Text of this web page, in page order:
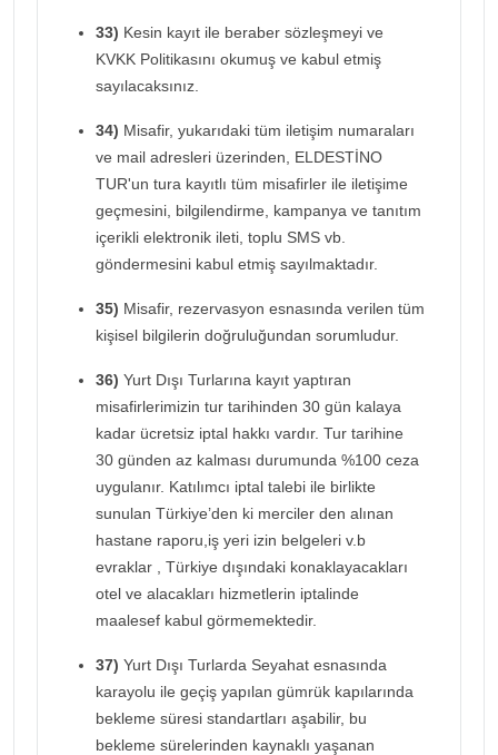
33) Kesin kayıt ile beraber sözleşmeyi ve
KVKK Politikasını okumuş ve kabul etmiş
sayılacaksınız.
34) Misafir, yukarıdaki tüm iletişim numaraları
ve mail adresleri üzerinden, ELDESTİNO
TUR'un tura kayıtlı tüm misafirler ile iletişime
geçmesini, bilgilendirme, kampanya ve tanıtım
içerikli elektronik ileti, toplu SMS vb.
göndermesini kabul etmiş sayılmaktadır.
35) Misafir, rezervasyon esnasında verilen tüm
kişisel bilgilerin doğruluğundan sorumludur.
36) Yurt Dışı Turlarına kayıt yaptıran
misafirlerimizin tur tarihinden 30 gün kalaya
kadar ücretsiz iptal hakkı vardır. Tur tarihine
30 günden az kalması durumunda %100 ceza
uygulanır. Katılımcı iptal talebi ile birlikte
sunulan Türkiye’den ki merciler den alınan
hastane raporu,iş yeri izin belgeleri v.b
evraklar , Türkiye dışındaki konaklayacakları
otel ve alacakları hizmetlerin iptalinde
maalesef kabul görmemektedir.
37) Yurt Dışı Turlarda Seyahat esnasında
karayolu ile geçiş yapılan gümrük kapılarında
bekleme süresi standartları aşabilir, bu
bekleme sürelerinden kaynaklı yaşanan